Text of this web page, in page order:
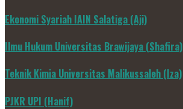
Ekonomi Syariah IAIN Salatiga (Aji)
Ilmu Hukum Universitas Brawijaya (Shafira)
Teknik Kimia Universitas Malikussaleh (Iza)
PJKR UPI (Hanif)